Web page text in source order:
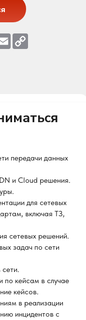
Email
передачи данных
и Cloud решения.
для сетевых
включая ТЗ,
сетевых решений.
задач по сети
по кейсам в случае
кейсов.
в реализации
инцидентов с